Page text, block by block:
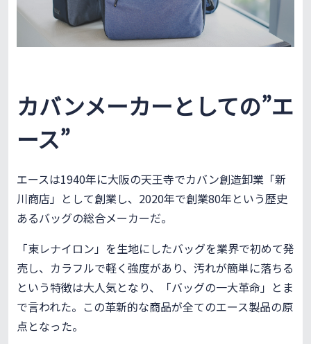
カバンメーカーとしての”エ
ース”
エースは1940年に大阪の天王寺でカバン創造卸業「新
川商店」として創業し、2020年で創業80年という歴史
あるバッグの総合メーカーだ。
「東レナイロン」を生地にしたバッグを業界で初めて発
売し、カラフルで軽く強度があり、汚れが簡単に落ちる
という特徴は大人気となり、「バッグの一大革命」とま
で言われた。この革新的な商品が全てのエース製品の原
点となった。